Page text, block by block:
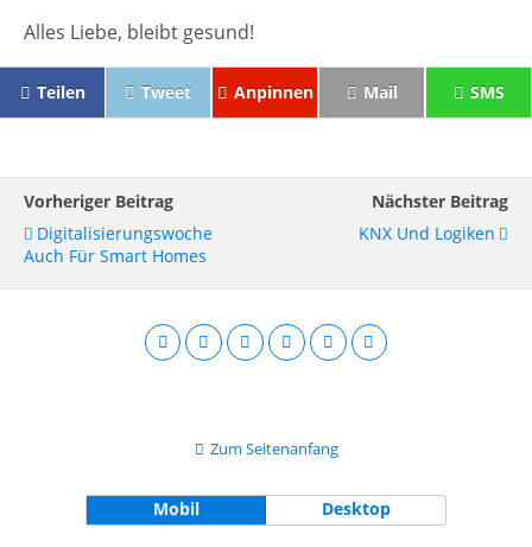
Alles Liebe, bleibt gesund!
Teilen Tweet Anpinnen Mail SMS
Vorheriger Beitrag
Digitalisierungswoche
Auch Für Smart Homes
Nächster Beitrag
KNX Und Logiken
Zum Seitenanfang
Mobil Desktop